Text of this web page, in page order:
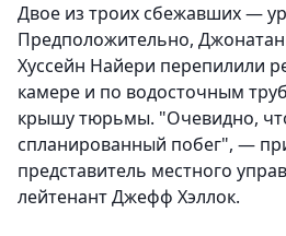
Двое из троих сбежавших —
Предположительно, Джонатан
Хуссейн Найери перепилили
камере и по водосточным
крышу тюрьмы. "Очевидно,
спланированный побег", —
представитель местного
лейтенант Джефф Хэллок.